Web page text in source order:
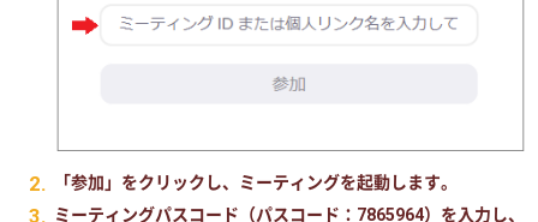
「参加」をクリックし、ミーティングを起動します。
ミーティングパスコード（パスコード：7865964）を入力し、